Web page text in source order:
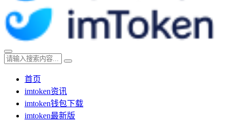
首页
imtoken资讯
imtoken钱包下载
imtoken最新版